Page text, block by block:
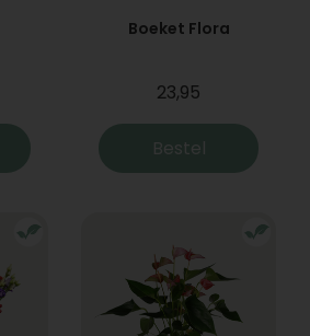
Boeket Flora
23,95
Bestel